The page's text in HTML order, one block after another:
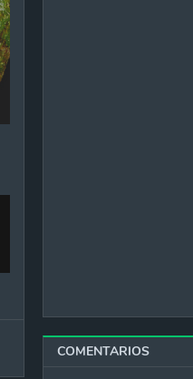
COMENTARIOS